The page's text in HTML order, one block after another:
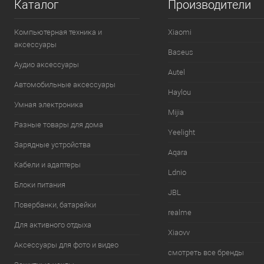
Каталог
Компьютерная техника и
аксессуары
Аудио аксессуары
Автомобильные аксессуары
Умная электроника
Разные товары для дома
Зарядные устройства
Кабели и адаптеры
Блоки питания
Повербанки, батарейки
Для активного отдыха
Аксессуары для фото и видео
Производители
Xiaomi
Baseus
Autel
Haylou
Mijia
Yeelight
Aqara
Ldnio
JBL
realme
Xiaovv
смотреть все бренды